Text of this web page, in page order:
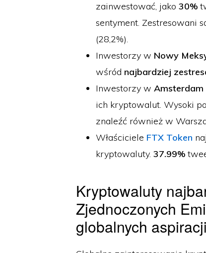
zainwestować, jako 30%
sentyment. Zestresowani
(28,2%).
Inwestorzy w Nowy
wśród najbardziej
Inwestorzy w Amsterdam
ich kryptowalut. Wysoki
znaleźć również w
Właściciele FTX Token
kryptowaluty. 37.99%
Kryptowaluty
Zjednoczonych
globalnych